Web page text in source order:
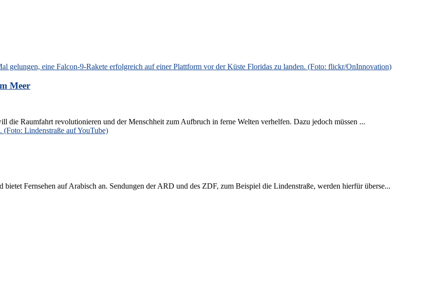
Meer
die Raumfahrt revolutionieren und der Menschheit zum Aufbruch in ferne Welten verhelfen. Dazu jedoch müssen ...
Fernsehen auf Arabisch an. Sendungen der ARD und des ZDF, zum Beispiel die Lindenstraße, werden hierfür überse...